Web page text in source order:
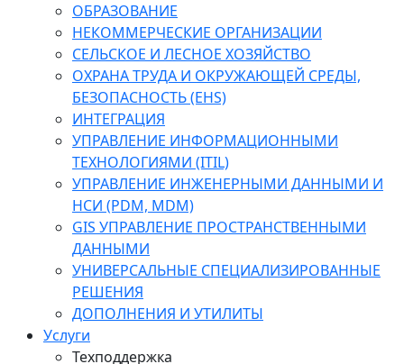
ОБРАЗОВАНИЕ
НЕКОММЕРЧЕСКИЕ ОРГАНИЗАЦИИ
СЕЛЬСКОЕ И ЛЕСНОЕ ХОЗЯЙСТВО
ОХРАНА ТРУДА И ОКРУЖАЮЩЕЙ СРЕДЫ,
БЕЗОПАСНОСТЬ (EHS)
ИНТЕГРАЦИЯ
УПРАВЛЕНИЕ ИНФОРМАЦИОННЫМИ
ТЕХНОЛОГИЯМИ (ITIL)
УПРАВЛЕНИЕ ИНЖЕНЕРНЫМИ ДАННЫМИ И
НСИ (PDM, MDM)
GIS УПРАВЛЕНИЕ ПРОСТРАНСТВЕННЫМИ
ДАННЫМИ
УНИВЕРСАЛЬНЫЕ СПЕЦИАЛИЗИРОВАННЫЕ
РЕШЕНИЯ
ДОПОЛНЕНИЯ И УТИЛИТЫ
Услуги
Техподдержка